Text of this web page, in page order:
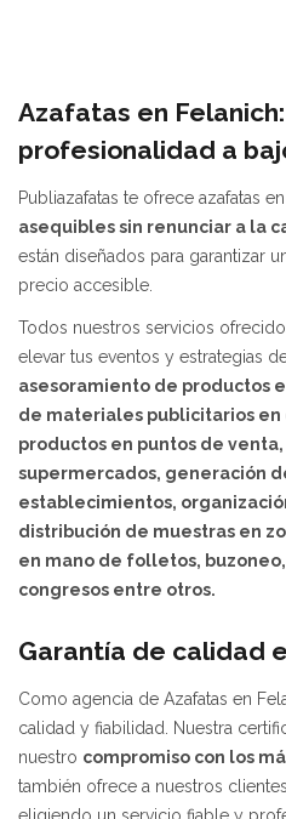
Azafatas en
profesionalidad a
Publiazafatas te ofrece azafatas en
asequibles sin renunciar a la
están diseñados para garantizar
precio accesible.
Todos nuestros servicios
elevar tus eventos y estrategias
asesoramiento de productos
de materiales publicitarios
productos en puntos de
supermercados, generación
establecimientos,
distribución de muestras en
en mano de folletos,
congresos entre otros.
Garantía de calidad
Como agencia de Azafatas en
calidad y fiabilidad. Nuestra
nuestro compromiso con los
también ofrece a nuestros
eligiendo un servicio fiable y